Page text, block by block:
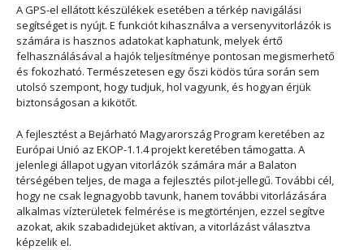
A GPS-el ellátott készülékek esetében a térkép navigálási
segítséget is nyújt. E funkciót kihasználva a versenyvitorlázók is
számára is hasznos adatokat kaphatunk, melyek értő
felhasználásával a hajók teljesítménye pontosan megismerhető
és fokozható. Természetesen egy őszi ködös túra során sem
utolsó szempont, hogy tudjuk, hol vagyunk, és hogyan érjük
biztonságosan a kikötőt.
A fejlesztést a Bejárható Magyarország Program keretében az
Európai Unió az EKOP-1.1.4 projekt keretében támogatta. A
jelenlegi állapot ugyan vitorlázók számára már a Balaton
térségében teljes, de maga a fejlesztés pilot-jellegű. További cél,
hogy ne csak legnagyobb tavunk, hanem további vitorlázására
alkalmas vízterületek felmérése is megtörténjen, ezzel segítve
azokat, akik szabadidejüket aktívan, a vitorlázást választva
képzelik el.